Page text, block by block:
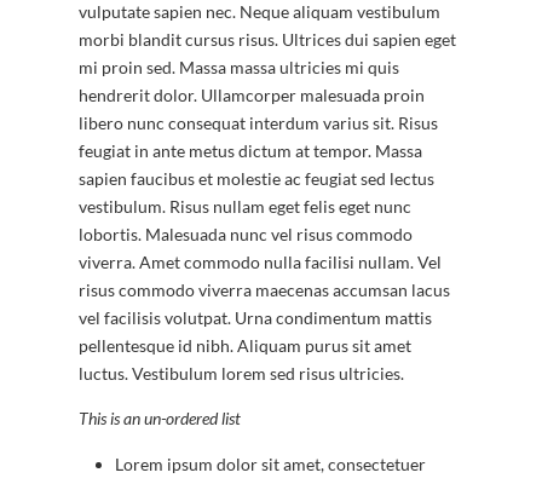
vulputate sapien nec. Neque aliquam vestibulum
morbi blandit cursus risus. Ultrices dui sapien eget
mi proin sed. Massa massa ultricies mi quis
hendrerit dolor. Ullamcorper malesuada proin
libero nunc consequat interdum varius sit. Risus
feugiat in ante metus dictum at tempor. Massa
sapien faucibus et molestie ac feugiat sed lectus
vestibulum. Risus nullam eget felis eget nunc
lobortis. Malesuada nunc vel risus commodo
viverra. Amet commodo nulla facilisi nullam. Vel
risus commodo viverra maecenas accumsan lacus
vel facilisis volutpat. Urna condimentum mattis
pellentesque id nibh. Aliquam purus sit amet
luctus. Vestibulum lorem sed risus ultricies.
This is an un-ordered list
Lorem ipsum dolor sit amet, consectetuer